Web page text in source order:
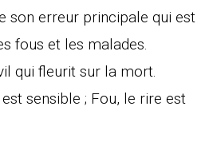
son erreur principale qui est
fous et les malades.
qui fleurit sur la mort.
sensible ; Fou, le rire est